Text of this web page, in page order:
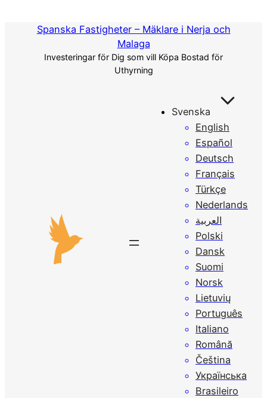
Spanska Fastigheter – Mäklare i Nerja och
Malaga
Investeringar för Dig som vill Köpa Bostad för
Uthyrning
Svenska
English
Español
Deutsch
Français
Türkçe
Nederlands
العربية
Polski
Dansk
Suomi
Norsk
Lietuvių
Português
Italiano
Română
Čeština
Українська
Brasileiro